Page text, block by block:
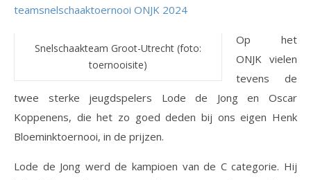
teamsnelschaaktoernooi ONJK 2024
Snelschaakteam Groot-Utrecht (foto:
toernooisite)
Op het
ONJK vielen
tevens de
twee sterke jeugdspelers Lode de Jong en Oscar
Koppenens, die het zo goed deden bij ons eigen Henk
Bloeminktoernooi, in de prijzen.
Lode de Jong werd de kampioen van de C categorie. Hij